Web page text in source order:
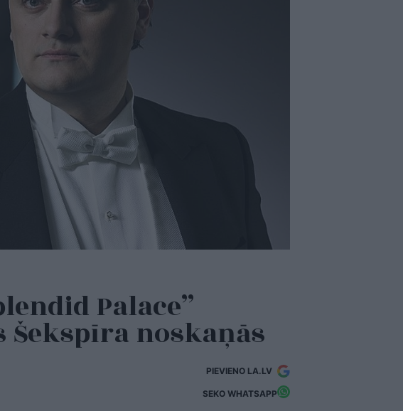
Palace”
Šekspīra noskaņās
PIEVIENO LA.LV
SEKO WHATSAPP